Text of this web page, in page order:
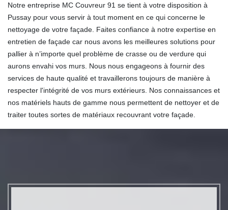
Notre entreprise MC Couvreur 91 se tient à votre disposition à
Pussay pour vous servir à tout moment en ce qui concerne le
nettoyage de votre façade. Faites confiance à notre expertise en
entretien de façade car nous avons les meilleures solutions pour
pallier à n’importe quel problème de crasse ou de verdure qui
aurons envahi vos murs. Nous nous engageons à fournir des
services de haute qualité et travaillerons toujours de manière à
respecter l'intégrité de vos murs extérieurs. Nos connaissances et
nos matériels hauts de gamme nous permettent de nettoyer et de
traiter toutes sortes de matériaux recouvrant votre façade.